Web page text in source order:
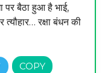
पर बैठा हुआ है भाई,
रक्षा बंधन की